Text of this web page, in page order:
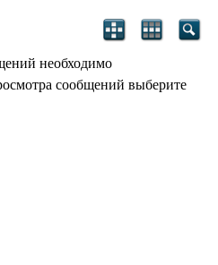
необходимо
сообщений выберите